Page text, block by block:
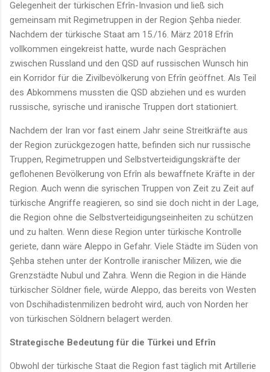
Gelegenheit der türkischen Efrîn-Invasion und ließ sich
gemeinsam mit Regimetruppen in der Region Şehba nieder.
Nachdem der türkische Staat am 15./16. März 2018 Efrîn
vollkommen eingekreist hatte, wurde nach Gesprächen
zwischen Russland und den QSD auf russischen Wunsch hin
ein Korridor für die Zivilbevölkerung von Efrîn geöffnet. Als Teil
des Abkommens mussten die QSD abziehen und es wurden
russische, syrische und iranische Truppen dort stationiert.
Nachdem der Iran vor fast einem Jahr seine Streitkräfte aus
der Region zurückgezogen hatte, befinden sich nur russische
Truppen, Regimetruppen und Selbstverteidigungskräfte der
geflohenen Bevölkerung von Efrîn als bewaffnete Kräfte in der
Region. Auch wenn die syrischen Truppen von Zeit zu Zeit auf
türkische Angriffe reagieren, so sind sie doch nicht in der Lage,
die Region ohne die Selbstverteidigungseinheiten zu schützen
und zu halten. Wenn diese Region unter türkische Kontrolle
geriete, dann wäre Aleppo in Gefahr. Viele Städte im Süden von
Şehba stehen unter der Kontrolle iranischer Milizen, wie die
Grenzstädte Nubul und Zahra. Wenn die Region in die Hände
türkischer Söldner fiele, würde Aleppo, das bereits von Westen
von Dschihadistenmilizen bedroht wird, auch von Norden her
von türkischen Söldnern belagert werden.
Strategische Bedeutung für die Türkei und Efrîn
Obwohl der türkische Staat die Region fast täglich mit Artillerie